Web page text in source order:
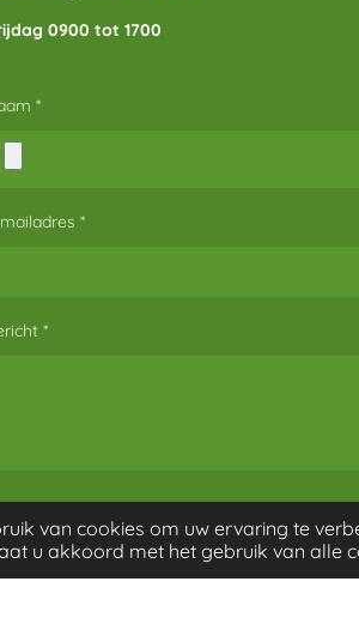
van cookies om uw ervaring te
u akkoord met het gebruik van alle
0900 tot 1700
*
*
*